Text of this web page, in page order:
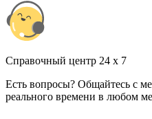
Cправочный центр 24 x 7
Есть вопросы? Общайтесь с
реального времени в любом